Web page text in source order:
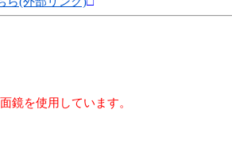
鏡を使用しています。